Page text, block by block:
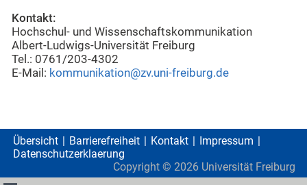
Kontakt:
Hochschul- und Wissenschaftskommunikation
Albert-Ludwigs-Universität Freiburg
Tel.: 0761/203-4302
E-Mail: kommunikation@zv.uni-freiburg.de
Übersicht Barrierefreiheit Kontakt
Impressum
Datenschutzerklaerung
Copyright © 2026 Universität Freiburg